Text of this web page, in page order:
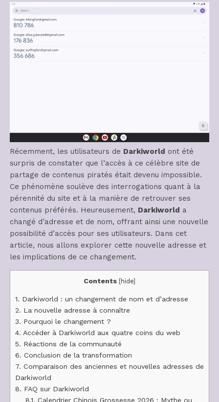
Récemment, les utilisateurs de Darkiworld ont été
surpris de constater que l’accès à ce célèbre site de
partage de contenus piratés était devenu impossible.
Ce phénomène soulève des interrogations quant à la
pérennité du site et à la manière de retrouver ses
contenus préférés. Heureusement, Darkiworld a
changé d’adresse et de nom, offrant ainsi une nouvelle
possibilité d’accès pour ses utilisateurs. Dans cet
article, nous allons explorer cette nouvelle adresse et
les implications de ce changement.
Contents [hide]
1. Darkiworld : un changement de nom et d’adresse
2. La nouvelle adresse à connaître
3. Pourquoi le changement ?
4. Accéder à Darkiworld aux quatre coins du web
5. Réactions de la communauté
6. Conclusion de la transformation
7. Comparaison des anciennes et nouvelles adresses de
Darkiworld
8. FAQ sur Darkiworld
8.1. Calendrier Chinois Grossesse 2026 : Mythe ou